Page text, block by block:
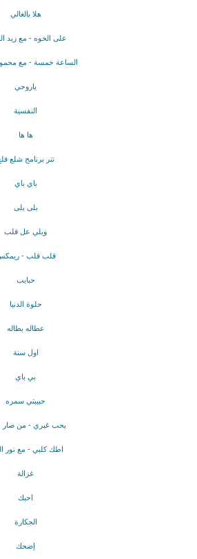
هلا بالغالي
على الخوه - مع زيد
الساعة خمسة - مع
ياروحي
النفسية
ها ها
تتر برنامج شلع
باي باي
بلى بلى
ويلي عل قلب
قلب قلب -
حبايب
حلوة الدنيا
عطاله بطاله
اول سنة
بي باي
حبيبتي سمره
يحب غيري - من صار
اطك كلبي - مع نور
غزالة
احبك
الجكارة
إضحك